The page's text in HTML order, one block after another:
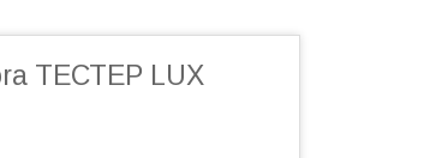
ТЕСТЕР LUX